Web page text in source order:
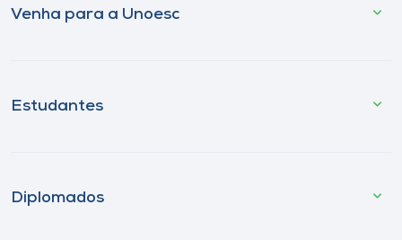
Venha para a Unoesc
Estudantes
Diplomados